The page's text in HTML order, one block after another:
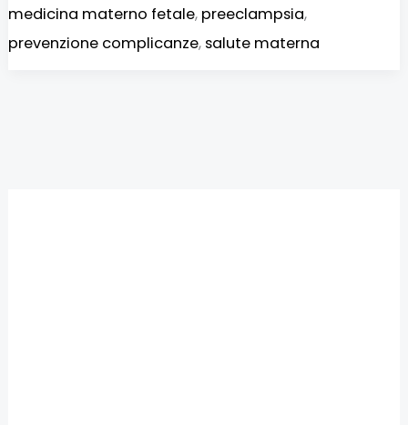
medicina materno fetale, preeclampsia,
prevenzione complicanze, salute materna